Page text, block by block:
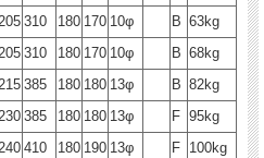
310 180 170 10φ B 63kg
310 180 170 10φ B 68kg
385 180 180 13φ B 82kg
385 180 180 13φ F 95kg
410 180 190 13φ F 100kg